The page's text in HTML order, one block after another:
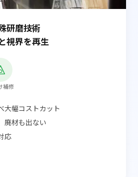
研磨技術
視界を再生
補修
大幅コストカット
廃材も出ない
応